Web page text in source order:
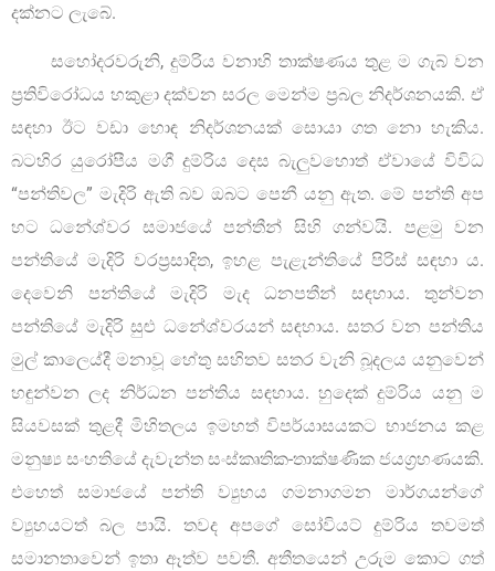
දක්නට ලැබේ.
සහෝදරවරුනි, දුම්රිය වනාහි තාක්ෂණය තුළ ම ගැබ් වන
ප්‍රතිවිරෝධය හකුළා දක්වන සරල මෙන්ම ප්‍රබල නිදර්ශනයකි. ඒ
සඳහා ඊට වඩා හොඳ නිදර්ශනයක් සොයා ගත නො හැකිය.
බටහිර යුරෝපීය මගී දුම්රිය දෙස බැලුවහොත් ඒවායේ විවිධ
“පන්තිවල” මැදිරි ඇති බව ඔබට පෙනී යනු ඇත. මේ පන්ති අප
හට ධනේශ්වර සමාජයේ පන්තීන් සිහි ගන්වයි. පළමු වන
පන්තියේ මැදිරි වරප්‍රසාදිත, ඉහළ පැළැන්තියේ පිරිස් සඳහා ය.
දෙවෙනි පන්තියේ මැදිරි මැද ධනපතීන් සඳහාය. තුන්වන
පන්තියේ මැදිරි සුළු ධනේශ්වරයන් සඳහාය. සතර වන පන්තිය
මුල් කාලෙය්දී මනාවූ හේතු සහිතව සතර වැනි බූදලය යනුවෙන්
හඳුන්වන ලද නිර්ධන පන්තිය සඳහාය. හුදෙක් දුම්රිය යනු ම
සියවසක් තුළදී මිහිතලය ඉමහත් විපර්යාසයකට භාජනය කළ
මනුෂ්‍ය සංහතියේ දැවැන්ත සංස්කෘතික-තාක්ෂණික ජයග්‍රහණයකි.
එහෙත් සමාජයේ පන්ති ව්‍යුහය ගමනාගමන මාර්ගයන්ගේ
ව්‍යුහයටත් බල පායි. තවද අපගේ සෝවියට් දුම්රිය තවමත්
සමානතාවෙන් ඉතා ඈත්ව පවතී. අතීතයෙන් උරුම කොට ගත්